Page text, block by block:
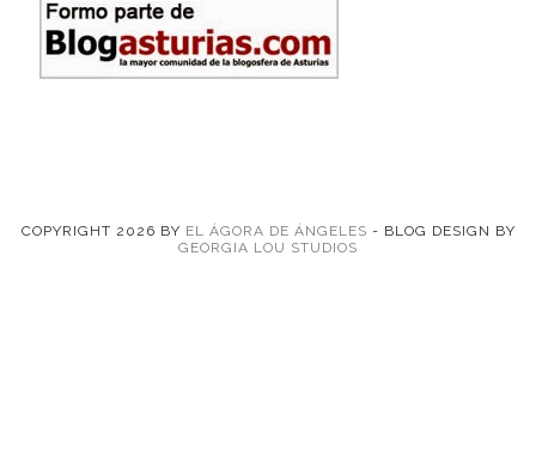
COPYRIGHT 2026 BY EL ÁGORA DE ÁNGELES - BLOG DESIGN BY
GEORGIA LOU STUDIOS